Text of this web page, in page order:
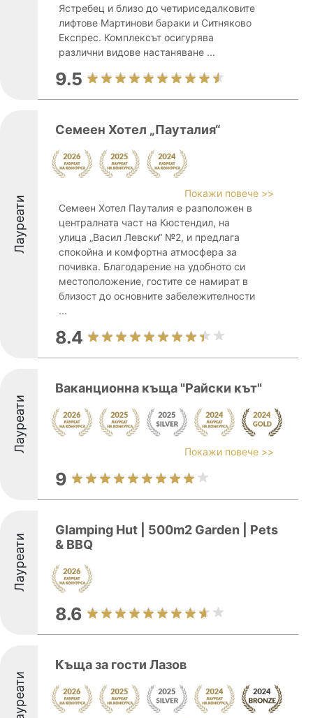
Ястребец и близо до четириседалковите
лифтове Мартинови бараки и Ситняково
Експрес. Комплексът осигурява
различни видове настаняване ...
9.5
Лауреати
Семеен Хотел „Пауталия“
Покажи повече >>
Семеен Хотел Пауталия е разположен в
централната част на Кюстендил, на
улица „Васил Левски“ №2, и предлага
спокойна и комфортна атмосфера за
почивка. Благодарение на удобното си
местоположение, гостите се намират в
близост до основните забележителности
...
8.4
Лауреати
Ваканционна къща "Райски кът"
Покажи повече >>
9
Лауреати
Glamping Hut | 500m2 Garden | Pets
& BBQ
8.6
Лауреати
Къща за гости Лазов